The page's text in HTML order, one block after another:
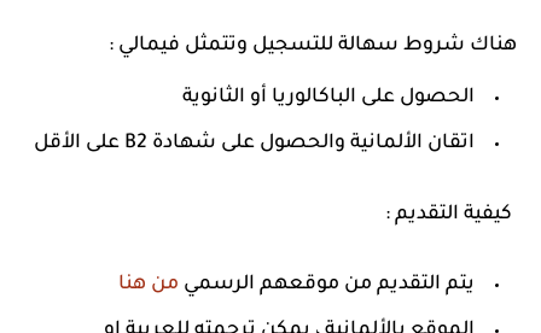
هناك شروط سهالة للتسجيل وتتمثل فيمالي :
الحصول على الباكالوريا أو الثانوية
اتقان الألمانية والحصول على شهادة B2 على الأقل
كيفية التقديم :
يتم التقديم من موقعهم الرسمي من هنا